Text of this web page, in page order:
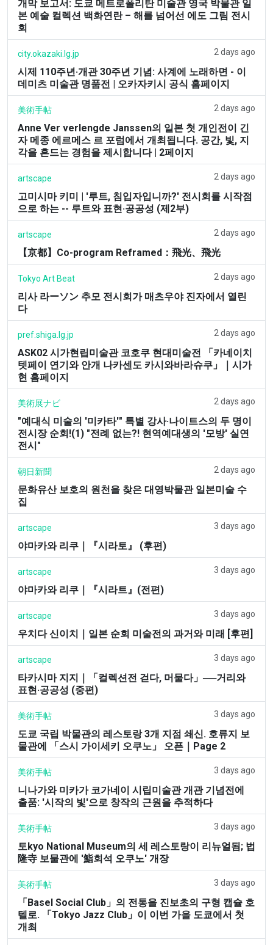
개막 보고서: 도쿄 메트로폴리탄 미술관 영국 박물관 일
본 예술 컬렉션 백화연란 – 해를 넘어선 에도 그림 전시
회
city.okazaki.lg.jp 2 days ago
시제 110주년·개관 30주년 기념: 사계에 노래하면 - 이
데미츠 미술관 명품전 | 오카자키시 공식 홈페이지
美術手帖 2 days ago
Anne Ver verlengde Janssen의 일본 첫 개인전이 긴
자 메종 에르메스 르 포럼에서 개최됩니다. 공간, 빛, 지
각을 흔드는 경험을 제시합니다 | 2페이지
artscape 2 days ago
고미시마 키미 | '루트, 침입자입니까?' 전시회를 시작점
으로 하는 -- 루트와 표현·공공성 (제2부)
artscape 2 days ago
【京都】Co-program Reframed：飛光、飛光
Tokyo Art Beat 2 days ago
리사 라ーソン 추모 전시회가 매츠우야 진자에서 열린
다
pref.shiga.lg.jp 2 days ago
ASK02 시가현립미술관 코호쿠 현대미술전 「카네이치
텟페이 연기와 안개 나카센도 카시와바라슈쿠」｜시가
현 홈페이지
美術展ナビ 2 days ago
"예대식 미술의 '미카타'" 특별 강사·나이트스의 두 명이
전시장 순회!(1) "전례 없는?! 현역예대생의 '모방' 실연
전시"
朝日新聞 2 days ago
문화유산 보호의 원천을 찾은 대영박물관 일본미술 수
집
artscape 3 days ago
야마카와 리쿠｜『시라토』 (후편)
artscape 3 days ago
야마카와 리쿠｜『시라트』(전편)
artscape 3 days ago
우치다 신이치｜일본 순회 미술전의 과거와 미래 [후편]
artscape 3 days ago
타카시마 지지｜「컬렉션전 걷다, 머물다」──거리와
표현·공공성 (중편)
美術手帖 3 days ago
도쿄 국립 박물관의 레스토랑 3개 지점 쇄신. 호류지 보
물관에 「스시 가이세키 오쿠노」 오픈｜Page 2
美術手帖 3 days ago
니나가와 미카가 코가네이 시립미술관 개관 기념전에
출품: '시작의 빛'으로 창작의 근원을 추적하다
美術手帖 3 days ago
토kyo National Museum의 세 레스토랑이 리뉴얼됨; 법
隆寺 보물관에 '鮨회석 오쿠노' 개장
美術手帖 3 days ago
「Basel Social Club」의 전통을 진보초의 구형 캡슐 호
텔로. 「Tokyo Jazz Club」이 이번 가을 도쿄에서 첫
개최